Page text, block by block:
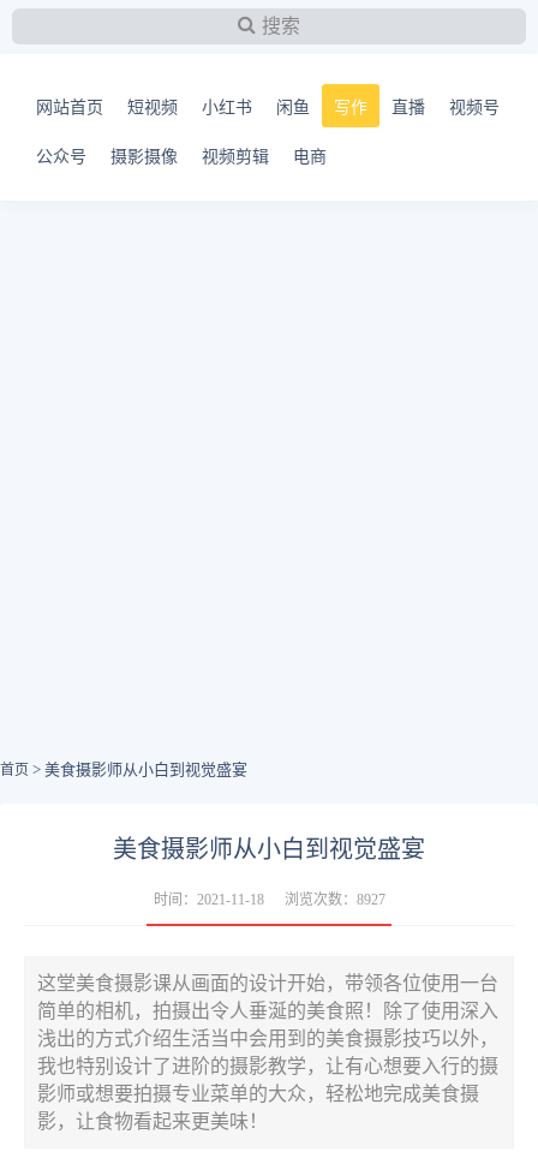
搜索
网站首页 短视频 小红书 闲鱼 写作 直播 视频号
公众号 摄影摄像 视频剪辑 电商
首页 > 美食摄影师从小白到视觉盛宴
美食摄影师从小白到视觉盛宴
时间：2021-11-18 浏览次数：8927
这堂美食摄影课从画面的设计开始，带领各位使用一台
简单的相机，拍摄出令人垂涎的美食照！除了使用深入
浅出的方式介绍生活当中会用到的美食摄影技巧以外，
我也特别设计了进阶的摄影教学，让有心想要入行的摄
影师或想要拍摄专业菜单的大众，轻松地完成美食摄
影，让食物看起来更美味！